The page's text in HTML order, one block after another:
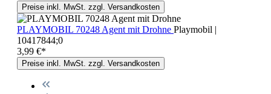
Preise inkl. MwSt. zzgl. Versandkosten
PLAYMOBIL 70248 Agent mit Drohne Playmobil |
10417844;0
3,99 €*
Preise inkl. MwSt. zzgl. Versandkosten